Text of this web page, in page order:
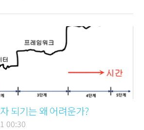
되기는 왜 어려운가?
00:30